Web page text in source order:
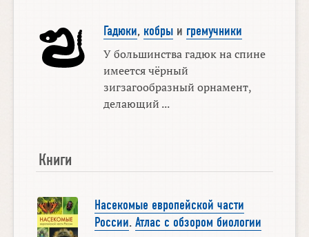
Гадюки, кобрыи гремучники
У большинства гадюк на спине
имеется чёрный
зигзагообразный орнамент,
делающий ...
Книги
Насекомые европейской части
России. Атлас с обзором биологии